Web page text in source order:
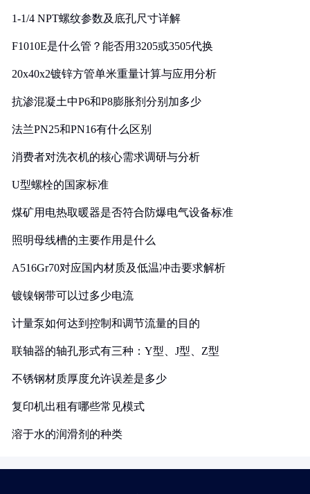
1-1/4 NPT螺纹参数及底孔尺寸详解
F1010E是什么管？能否用3205或3505代换
20x40x2镀锌方管单米重量计算与应用分析
抗渗混凝土中P6和P8膨胀剂分别加多少
法兰PN25和PN16有什么区别
消费者对洗衣机的核心需求调研与分析
U型螺栓的国家标准
煤矿用电热取暖器是否符合防爆电气设备标准
照明母线槽的主要作用是什么
A516Gr70对应国内材质及低温冲击要求解析
镀镍钢带可以过多少电流
计量泵如何达到控制和调节流量的目的
联轴器的轴孔形式有三种：Y型、J型、Z型
不锈钢材质厚度允许误差是多少
复印机出租有哪些常见模式
溶于水的润滑剂的种类